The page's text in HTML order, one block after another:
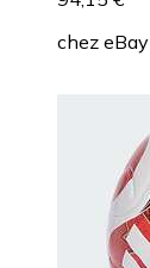
chez eBay